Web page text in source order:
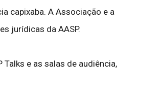
capixaba. A Associação e a
jurídicas da AASP.
e as salas de audiência,